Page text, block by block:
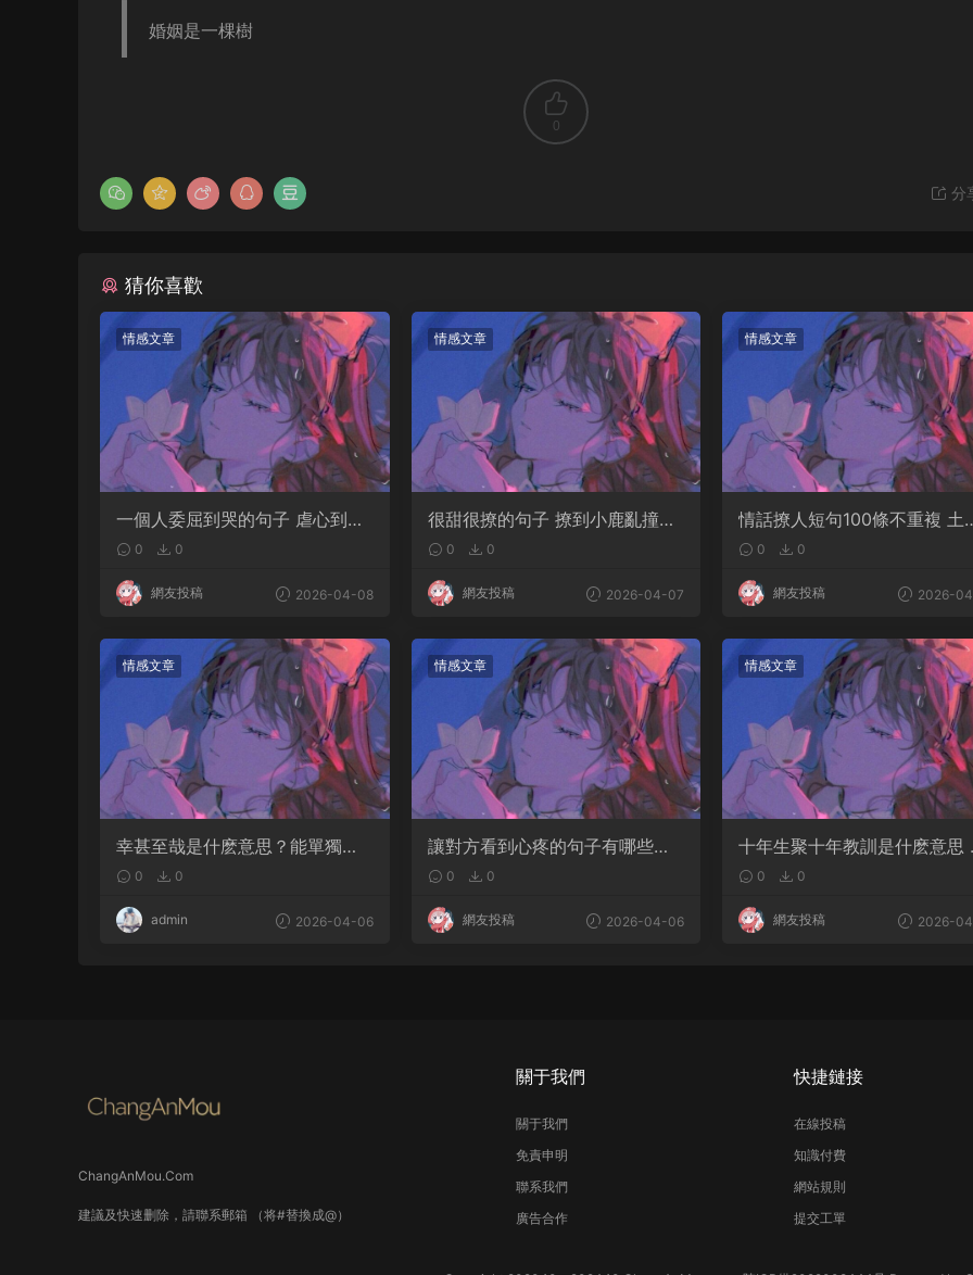
婚姻是一棵樹
0
分
猜你喜歡
情感文章
一個人委屈到哭的句子 虐心到讓
人流淚的文案
0 0
網友投稿 2026-04-08
情感文章
很甜很撩的句子 撩到小鹿亂撞腿
軟的文案
0 0
網友投稿 2026-04-07
情感文章
情話撩人短句100條不重複 土
情話撩人長句
0 0
網友投稿 2026-
情感文章
幸甚至哉是什麽意思？能單獨用
嗎 0 0
admin 2026-04-06
情感文章
讓對方看到心疼的句子有哪些？
句句都是淚點
0 0
網友投稿 2026-04-06
情感文章
十年生聚十年教訓是什麽意思
語典故出自哪裏
0 0
網友投稿 2026-
ChangAnMou.Com
建議及快速删除，請聯系郵箱 （将#替換成@）
關于我們
關于我們
免責申明
聯系我們
廣告合作
快捷鏈接
在線投稿
知識付費
網站規則
提交工單